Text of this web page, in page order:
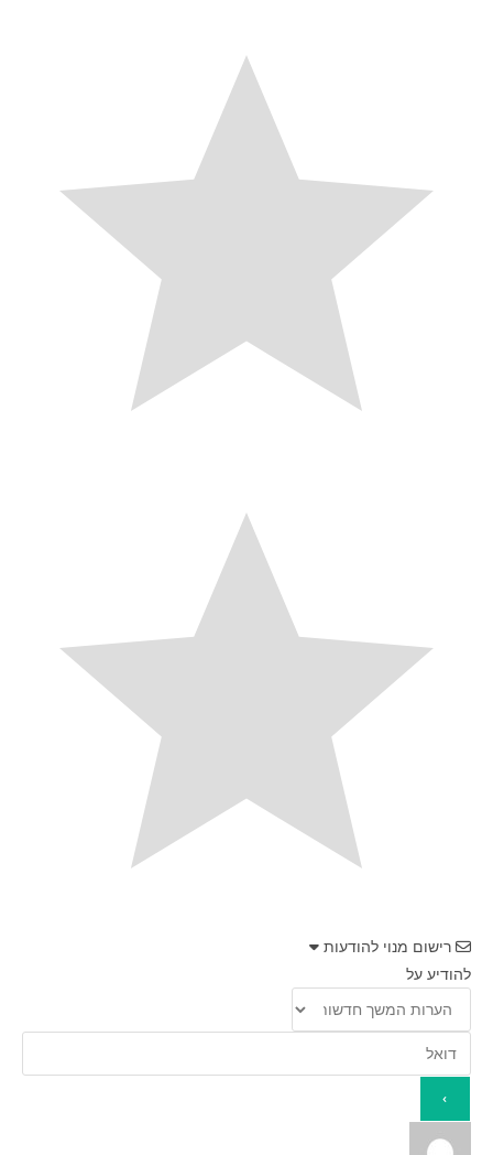
רישום מנוי להודעות
להודיע על